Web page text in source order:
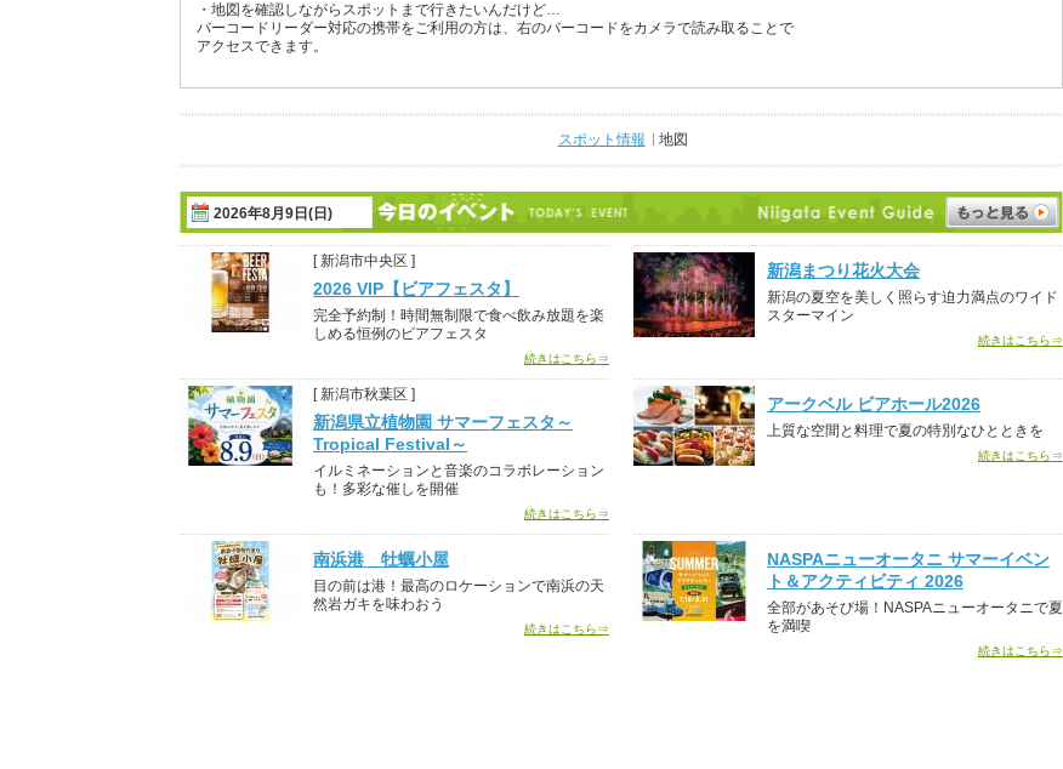
・地図を確認しながらスポットまで行きたいんだけど…
バーコードリーダー対応の携帯をご利用の方は、右のバーコードをカメラで読み取ることで
アクセスできます。
スポット情報 地図
2026年8月9日(日)
[ 新潟市中央区 ]
2026 VIP【ビアフェスタ】
完全予約制！時間無制限で食べ飲み放題を楽
しめる恒例のビアフェスタ
続きはこちら⇒
新潟まつり花火大会
新潟の夏空を美しく照らす迫力満点のワイド
スターマイン
続きはこちら⇒
[ 新潟市秋葉区 ]
新潟県立植物園 サマーフェスタ～
Tropical Festival～
イルミネーションと音楽のコラボレーション
も！多彩な催しを開催
続きはこちら⇒
アークベル ビアホール2026
上質な空間と料理で夏の特別なひとときを
続きはこちら⇒
南浜港 牡蠣小屋
目の前は港！最高のロケーションで南浜の天
然岩ガキを味わおう
続きはこちら⇒
NASPAニューオータニ サマーイベン
ト＆アクティビティ 2026
全部があそび場！NASPAニューオータニで夏
を満喫
続きはこちら⇒